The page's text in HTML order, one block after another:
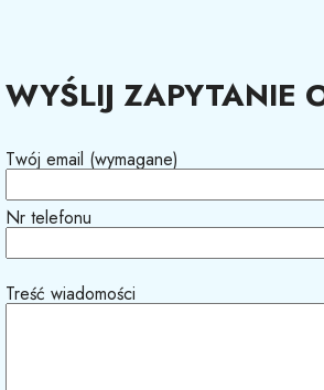
WYŚLIJ ZAPYTANIE
Twój email (wymagane)
Nr telefonu
Treść wiadomości